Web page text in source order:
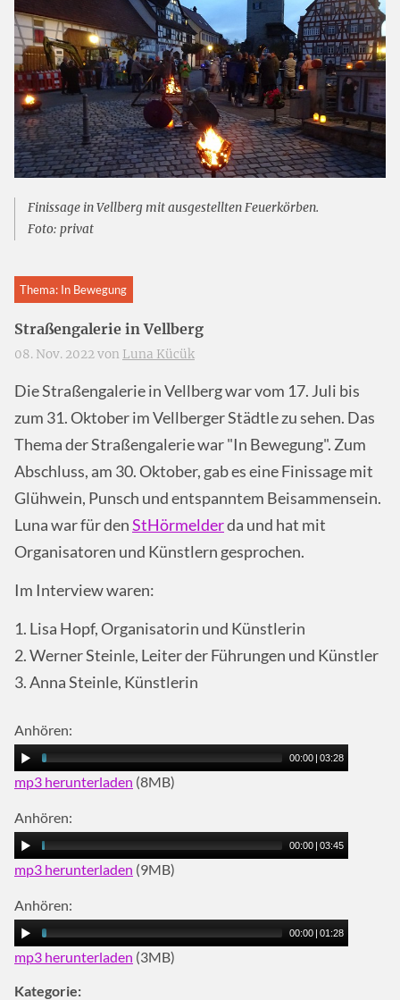
Finissage in Vellberg mit ausgestellten Feuerkörben.
Foto: privat
Thema: In Bewegung
Straßengalerie in Vellberg
08. Nov. 2022 von Luna Kücük
Die Straßengalerie in Vellberg war vom 17. Juli bis
zum 31. Oktober im Vellberger Städtle zu sehen. Das
Thema der Straßengalerie war "In Bewegung". Zum
Abschluss, am 30. Oktober, gab es eine Finissage mit
Glühwein, Punsch und entspanntem Beisammensein.
Luna war für denStHörmelderda und hat mit
Organisatoren und Künstlern gesprochen.
Im Interview waren:
1. Lisa Hopf, Organisatorin und Künstlerin
2. Werner Steinle, Leiter der Führungen und Künstler
3. Anna Steinle, Künstlerin
Anhören:
00:00 03:28
mp3 herunterladen (8MB)
Anhören:
00:00 03:45
mp3 herunterladen (9MB)
Anhören:
00:00 01:28
mp3 herunterladen (3MB)
Kategorie: